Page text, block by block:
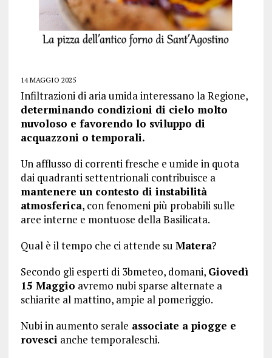
14 MAGGIO 2025
Infiltrazioni di aria umida interessano la Regione,
determinando condizioni di cielo molto
nuvoloso e favorendo lo sviluppo di
acquazzoni o temporali.
Un afflusso di correnti fresche e umide in quota
dai quadranti settentrionali contribuisce a
mantenere un contesto di instabilità
atmosferica, con fenomeni più probabili sulle
aree interne e montuose della Basilicata.
Qual è il tempo che ci attende su Matera?
Secondo gli esperti di 3bmeteo, domani, Giovedì
15 Maggio avremo nubi sparse alternate a
schiarite al mattino, ampie al pomeriggio.
Nubi in aumento serale associate a piogge e
rovesci anche temporaleschi.